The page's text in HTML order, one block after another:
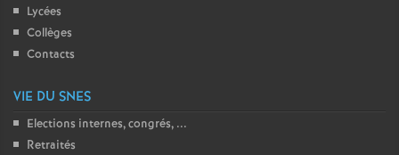
Lycées
Collèges
Contacts
VIE DU SNES
Elections internes, congrés, ...
Retraités